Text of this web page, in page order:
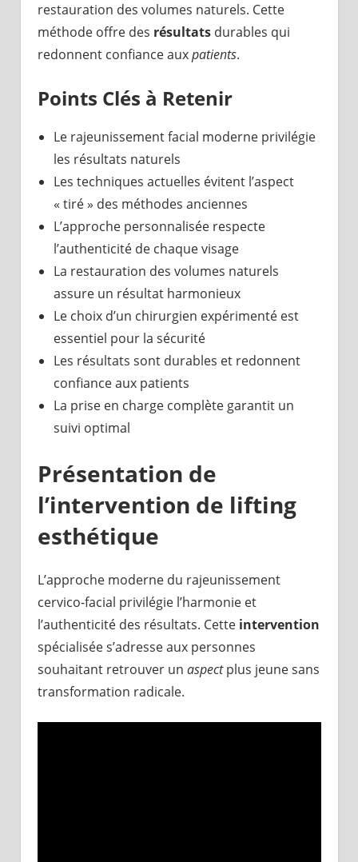
restauration des volumes naturels. Cette
méthode offre des résultatsdurables qui
redonnent confiance auxpatients.
Points Clés à Retenir
Le rajeunissement facial moderne privilégie
les résultats naturels
Les techniques actuelles évitent l’aspect
« tiré » des méthodes anciennes
L’approche personnalisée respecte
l’authenticité de chaque visage
La restauration des volumes naturels
assure un résultat harmonieux
Le choix d’un chirurgien expérimenté est
essentiel pour la sécurité
Les résultats sont durables et redonnent
confiance aux patients
La prise en charge complète garantit un
suivi optimal
Présentation de
l’intervention de lifting
esthétique
L’approche moderne du rajeunissement
cervico-facial privilégie l’harmonie et
l’authenticité des résultats. Cette intervention
spécialisée s’adresse aux personnes
souhaitant retrouver un aspectplus jeune sans
transformation radicale.